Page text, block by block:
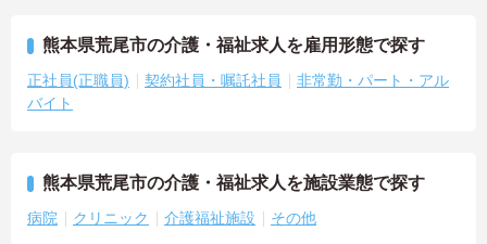
熊本県荒尾市の介護・福祉求人を雇用形態で探す
正社員(正職員) 契約社員・嘱託社員
非常勤・パート・アル
バイト
熊本県荒尾市の介護・福祉求人を施設業態で探す
病院 クリニック 介護福祉施設 その他